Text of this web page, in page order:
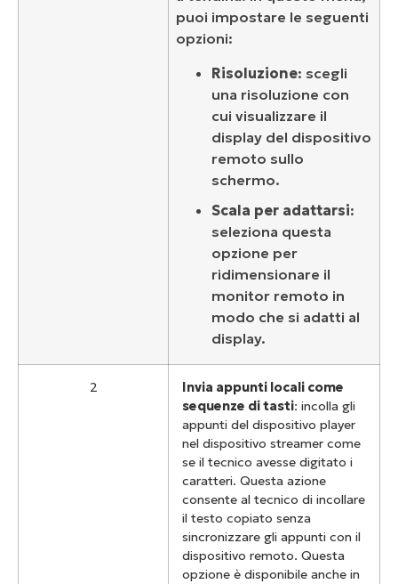
puoi impostare le seguenti
opzioni:
Risoluzione: scegli
una risoluzione con
cui visualizzare il
display del dispositivo
remoto sullo
schermo.
Scala per adattarsi:
seleziona questa
opzione per
ridimensionare il
monitor remoto in
modo che si adatti al
display.
2
Invia appunti locali come
sequenze di tasti: incolla gli
appunti del dispositivo player
nel dispositivo streamer come
se il tecnico avesse digitato i
caratteri. Questa azione
consente al tecnico di incollare
il testo copiato senza
sincronizzare gli appunti con il
dispositivo remoto. Questa
opzione è disponibile anche in